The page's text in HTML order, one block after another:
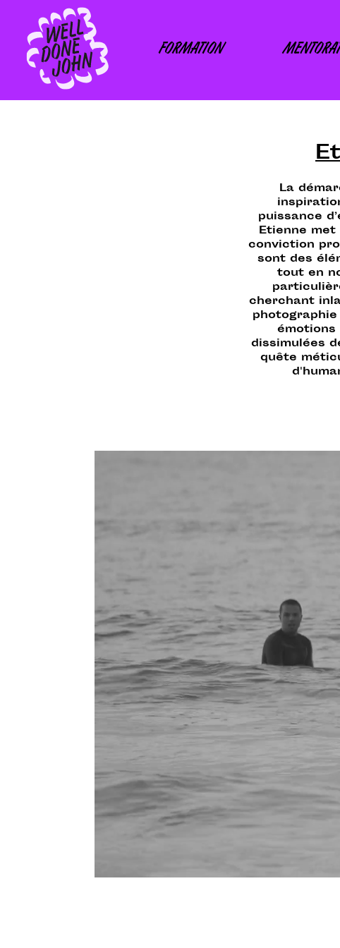
content
FORMATION MENTORAT
La
puissance
Etienne
conviction
sont des
tout en
cherchant
émotions
dissimulées
quête